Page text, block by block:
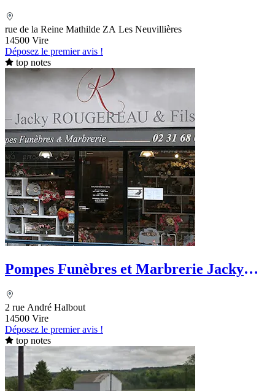
rue de la Reine Mathilde ZA Les Neuvillières
14500 Vire
Déposez le premier avis !
top notes
Pompes Funèbres et Marbrerie Jacky
2 rue André Halbout
14500 Vire
Déposez le premier avis !
top notes